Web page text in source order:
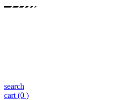
search
cart (0 )